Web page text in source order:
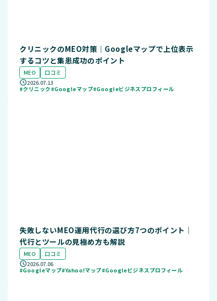
クリニックのMEO対策｜Googleマップで上位表示
するコツと集患成功のポイント
MEO
口コミ
2026.07.13
#クリニック#Googleマップ#Googleビジネスプロフィール
失敗しないMEO運用代行の選び方7つのポイント｜
代行とツールの見極め方も解説
MEO
口コミ
2026.07.06
#Googleマップ#Yahoo!マップ#Googleビジネスプロフィール